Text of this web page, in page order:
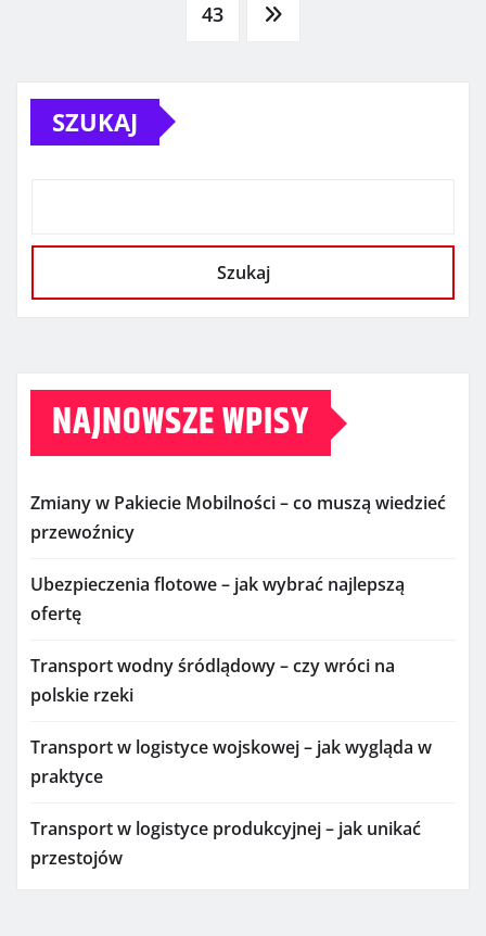
43
SZUKAJ
Szukaj
NAJNOWSZE WPISY
Zmiany w Pakiecie Mobilności – co muszą wiedzieć
przewoźnicy
Ubezpieczenia flotowe – jak wybrać najlepszą
ofertę
Transport wodny śródlądowy – czy wróci na
polskie rzeki
Transport w logistyce wojskowej – jak wygląda w
praktyce
Transport w logistyce produkcyjnej – jak unikać
przestojów